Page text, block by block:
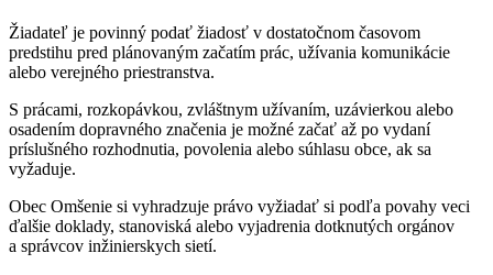
Žiadateľ je povinný podať žiadosť v dostatočnom časovom
predstihu pred plánovaným začatím prác, užívania komunikácie
alebo verejného priestranstva.
S prácami, rozkopávkou, zvláštnym užívaním, uzávierkou alebo
osadením dopravného značenia je možné začať až po vydaní
príslušného rozhodnutia, povolenia alebo súhlasu obce, ak sa
vyžaduje.
Obec Omšenie si vyhradzuje právo vyžiadať si podľa povahy veci
ďalšie doklady, stanoviská alebo vyjadrenia dotknutých orgánov
a správcov inžinierskych sietí.